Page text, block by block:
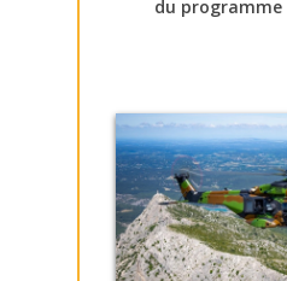
du programme